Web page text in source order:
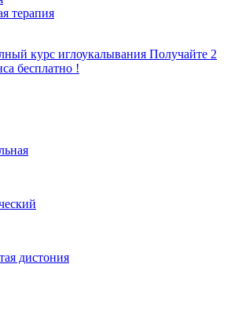
терапия
курс иглоукалывания Получайте 2
бесплатно !
дистония